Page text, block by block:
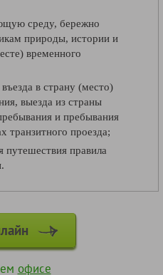
среду, бережно
природы, истории и
временного
в страну (место)
выезда из страны
и пребывания
транзитного проезда;
путешествия правила
офисе